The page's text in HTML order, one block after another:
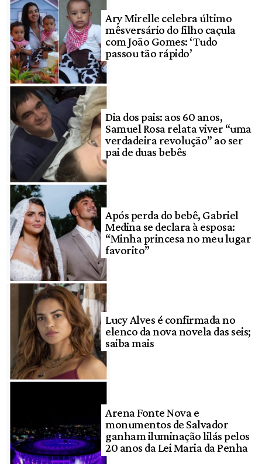
Ary Mirelle celebra último
mêsversário do filho caçula
com João Gomes: ‘Tudo
passou tão rápido’
Dia dos pais: aos 60 anos,
Samuel Rosa relata viver “uma
verdadeira revolução” ao ser
pai de duas bebês
Após perda do bebê, Gabriel
Medina se declara à esposa:
“Minha princesa no meu lugar
favorito”
Lucy Alves é confirmada no
elenco da nova novela das seis;
saiba mais
Arena Fonte Nova e
monumentos de Salvador
ganham iluminação lilás pelos
20 anos da Lei Maria da Penha